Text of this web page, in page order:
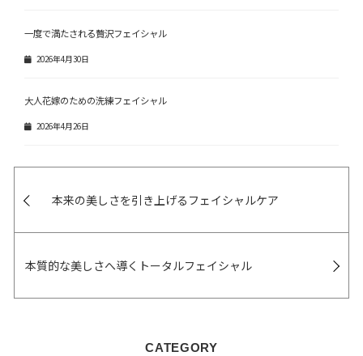
一度で満たされる贅沢フェイシャル
2026年4月30日
大人花嫁のための洗練フェイシャル
2026年4月26日
本来の美しさを引き上げるフェイシャルケア
本質的な美しさへ導くトータルフェイシャル
CATEGORY